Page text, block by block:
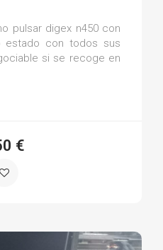
pulsar digex n450 con
con todos sus
si se recoge en
€